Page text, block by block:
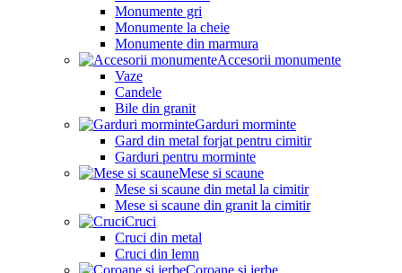
Monumente gri
Monumente la cheie
Monumente din marmura
Accesorii monumente
Vaze
Candele
Bile din granit
Garduri morminte
Gard din metal forjat pentru cimitir
Garduri pentru morminte
Mese si scaune
Mese si scaune din metal la cimitir
Mese si scaune din granit la cimitir
Cruci
Cruci din metal
Cruci din lemn
Coroane si jerbe